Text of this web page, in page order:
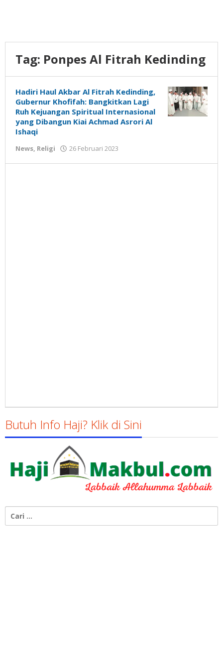
Tag: Ponpes Al Fitrah Kedinding
Hadiri Haul Akbar Al Fitrah Kedinding,
Gubernur Khofifah: Bangkitkan Lagi
Ruh Kejuangan Spiritual Internasional
yang Dibangun Kiai Achmad Asrori Al
Ishaqi
News, Religi 26 Februari 2023
Susanto
Butuh Info Haji? Klik di Sini
untuk: